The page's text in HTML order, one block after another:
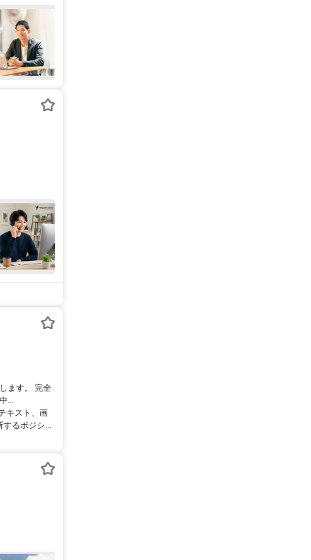
ます。 完全
...
キスト、画
するポジシ...